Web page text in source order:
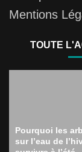
Mentions
TOUTE
Pourquoi les
sur l’eau de